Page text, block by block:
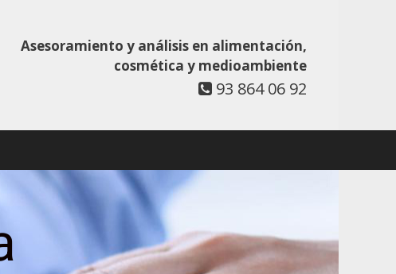
Asesoramiento y análisis en alimentación,
cosmética y medioambiente
93 864 06 92